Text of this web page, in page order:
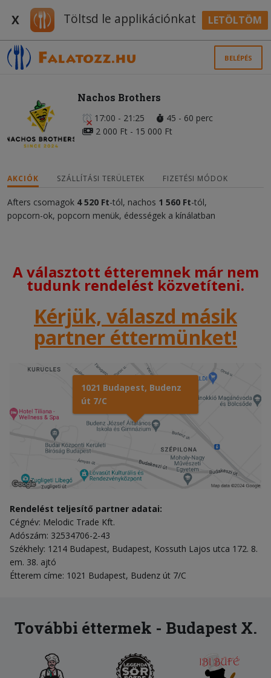
X Töltsd le applikációnkat LETÖLTÖM
BELÉPÉS
Nachos Brothers
17:00 - 21:25
45 - 60 perc
2 000 Ft - 15 000 Ft
AKCIÓK SZÁLLÍTÁSI TERÜLETEK FIZETÉSI MÓDOK
Afters csomagok 4 520 Ft-tól, nachos 1 560 Ft-tól,
popcorn-ok, popcorn menük, édességek a kínálatban
A választott étteremnek már nem
tudunk rendelést közvetíteni.
Kérjük, válaszd másik
partner éttermünket!
1021 Budapest, Budenz
út 7/C
Rendelést teljesítő partner adatai:
Cégnév: Melodic Trade Kft.
Adószám: 32534706-2-43
Székhely: 1214 Budapest, Budapest, Kossuth Lajos utca 172. 8.
em. 38. ajtó
Étterem címe: 1021 Budapest, Budenz út 7/C
További éttermek - Budapest X.